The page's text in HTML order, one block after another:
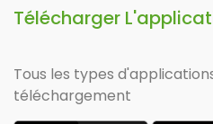
Télécharger
Tous les types
téléchargement